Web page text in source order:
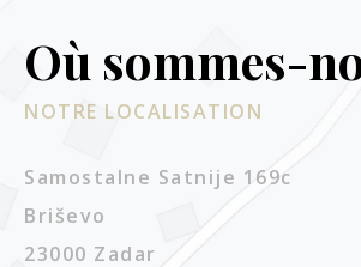
Où sommes-
NOTRE LOCALISATION
Samostalne Satnije 169c
Briševo
23000 Zadar